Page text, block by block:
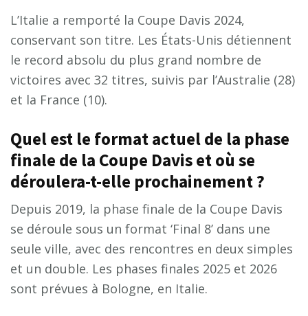
L’Italie a remporté la Coupe Davis 2024,
conservant son titre. Les États-Unis détiennent
le record absolu du plus grand nombre de
victoires avec 32 titres, suivis par l’Australie (28)
et la France (10).
Quel est le format actuel de la phase
finale de la Coupe Davis et où se
déroulera-t-elle prochainement ?
Depuis 2019, la phase finale de la Coupe Davis
se déroule sous un format ‘Final 8’ dans une
seule ville, avec des rencontres en deux simples
et un double. Les phases finales 2025 et 2026
sont prévues à Bologne, en Italie.